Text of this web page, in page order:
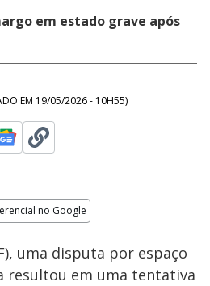
em estado grave após
EM 19/05/2026 - 10H55)
no Google
uma disputa por espaço
resultou em uma tentativa